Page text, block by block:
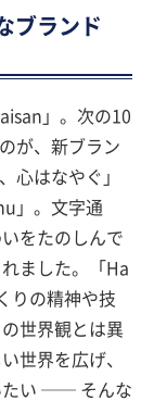
ブランド
」。次の10
が、新ブラン
心はなやぐ」
」。文字通
をたのしんで
ました。「Ha
りの精神や技
世界観とは異
世界を広げ、
たい ── そんな